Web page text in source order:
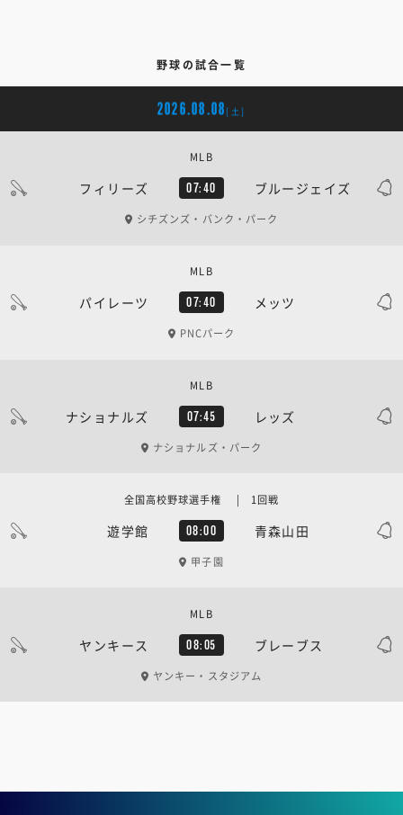
野球の試合一覧
2026.08.08 [土]
フィリーズ 07:40 ブルージェイズ
MLB
シチズンズ・バンク・パーク
パイレーツ 07:40 メッツ
MLB
PNCパーク
ナショナルズ 07:45 レッズ
MLB
ナショナルズ・パーク
遊学館 08:00 青森山田
全国高校野球選手権 | 1回戦
甲子園
ヤンキース 08:05 ブレーブス
MLB
ヤンキー・スタジアム